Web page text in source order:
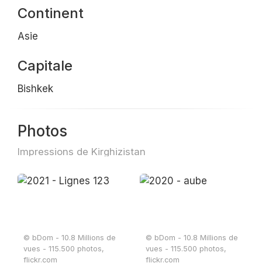
Continent
Asie
Capitale
Bishkek
Photos
Impressions de Kirghizistan
© bDom - 10.8 Millions de
vues - 115.500 photos,
flickr.com
© bDom - 10.8 Millions de
vues - 115.500 photos,
flickr.com